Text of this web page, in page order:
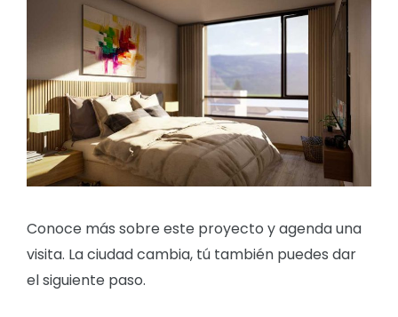
Conoce más sobre este proyecto y agenda una
visita. La ciudad cambia, tú también puedes dar
el siguiente paso.